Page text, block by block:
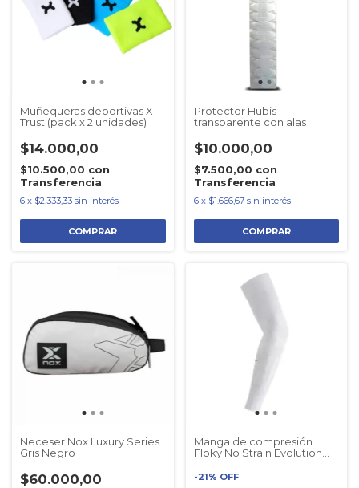
Muñequeras deportivas X-
Trust (pack x 2 unidades)
$14.000,00
$10.500,00 con
Transferencia
6 x $2.333,33 sin interés
COMPRAR
Protector Hubis
transparente con alas
$10.000,00
$7.500,00 con
Transferencia
6 x $1.666,67 sin interés
Neceser Nox Luxury Series
Gris Negro
$60.000,00
Manga de compresión
Floky No Strain Evolution
-21% OFF